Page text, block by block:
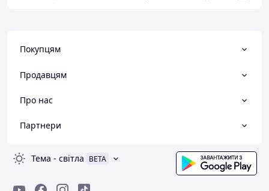
Покупцям
Продавцям
Про нас
Партнери
Тема - світла BETA